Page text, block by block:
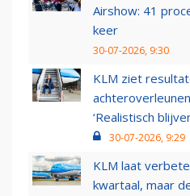
Airshow: 41
keer
30-07-2026, 9:30
KLM ziet
‘Realistisch
30-07-2026, 9:29
KLM laat
kwartaal, maar